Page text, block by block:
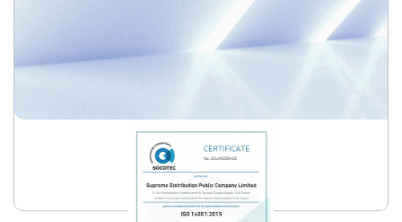
ISO 14001:2015
อ่านเพิ่มเติม